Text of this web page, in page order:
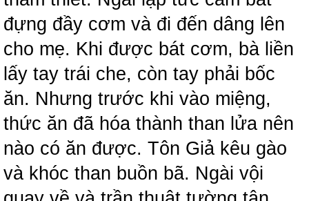
đựng đầy cơm và đi đến dâng lên
cho mẹ. Khi được bát cơm, bà liền
lấy tay trái che, còn tay phải bốc
ăn. Nhưng trước khi vào miệng,
thức ăn đã hóa thành than lửa nên
nào có ăn được. Tôn Giả kêu gào
và khóc than buồn bã. Ngài vội